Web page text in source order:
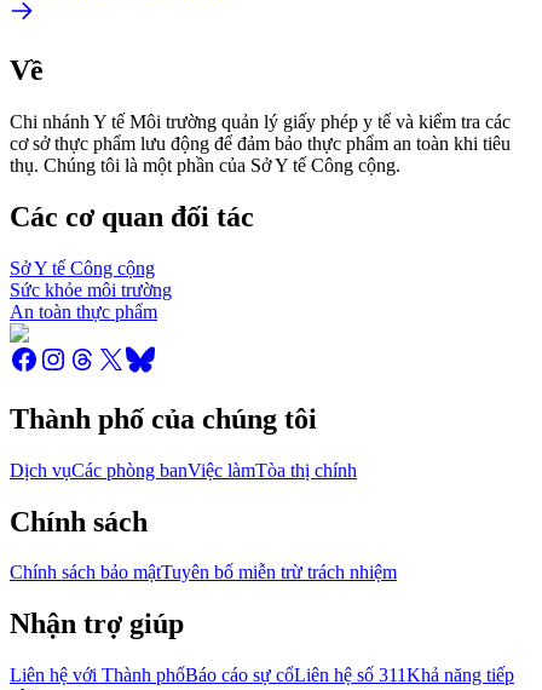
Về
Chi nhánh Y tế Môi trường quản lý giấy phép y tế và kiểm tra các
cơ sở thực phẩm lưu động để đảm bảo thực phẩm an toàn khi tiêu
thụ. Chúng tôi là một phần của Sở Y tế Công cộng.
Các cơ quan đối tác
Sở Y tế Công cộng
Sức khỏe môi trường
An toàn thực phẩm
Thành phố của chúng tôi
Dịch vụCác phòng banViệc làmTòa thị chính
Chính sách
Chính sách bảo mậtTuyên bố miễn trừ trách nhiệm
Nhận trợ giúp
Liên hệ với Thành phốBáo cáo sự cốLiên hệ số 311Khả năng tiếp